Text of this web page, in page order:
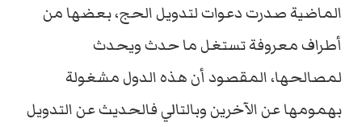
الماضية صدرت دعوات لتدويل الحج، بعضها من
أطراف معروفة تستغل ما حدث ويحدث
لمصالحها، المقصود أن هذه الدول مشغولة
بهمومها عن الآخرين وبالتالي فالحديث عن التدويل